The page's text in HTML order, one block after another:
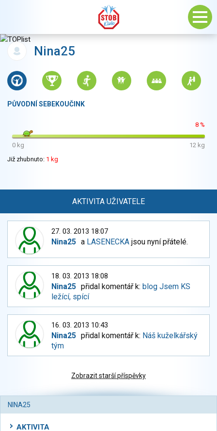
Nina25
PŮVODNÍ SEBEKOUČINK
8 %
0 kg
12 kg
Již zhubnuto: 1 kg
AKTIVITA UŽIVATELE
27. 03. 2013 18:07
Nina25 a LASENECKA jsou nyní přátelé.
18. 03. 2013 18:08
Nina25 přidal komentář k: blog Jsem KS
ležící, spící
16. 03. 2013 10:43
Nina25 přidal komentář k: Náš kuželkářský
tým
Zobrazit starší příspěvky
NINA25
AKTIVITA